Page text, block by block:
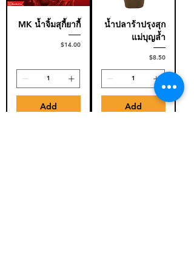
MK น้ำจิ้มสุกี้ยากี้
Price
$14.00
Add
น้ำปลาร้าปรุงสุก
แม่บุญล้ำ
Price
$8.50
Add